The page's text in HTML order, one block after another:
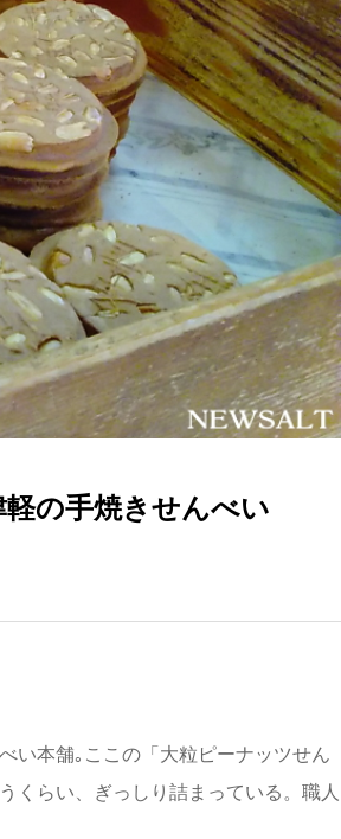
の手焼きせんべい
い本舗｡ここの「大粒ピーナッツせん
くらい、ぎっしり詰まっている。職人